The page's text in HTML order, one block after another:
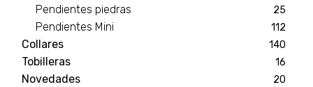
Pendientes piedras 25
Pendientes Mini 112
Collares 140
Tobilleras 16
Novedades 20